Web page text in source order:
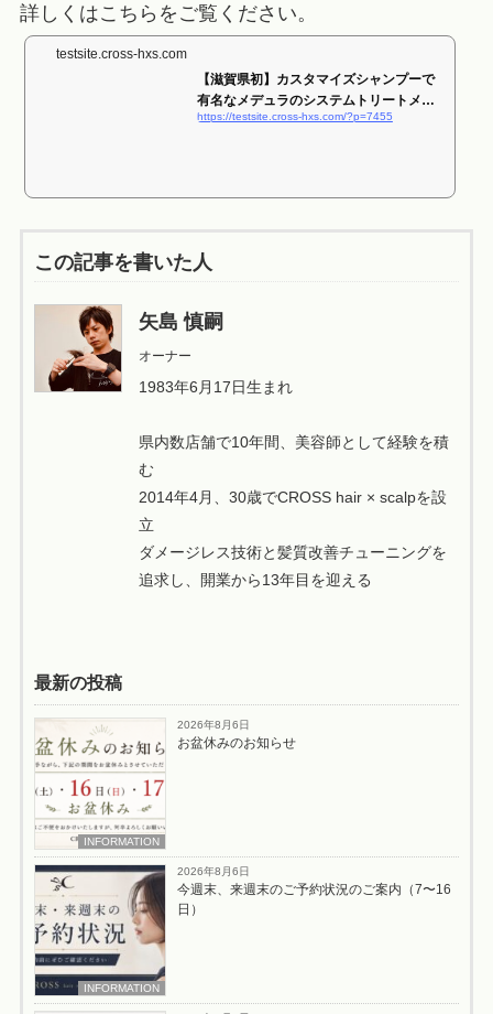
詳しくはこちらをご覧ください。
testsite.cross-hxs.com
【滋賀県初】カスタマイズシャンプーで
有名なメデュラのシステムトリートメン
トを...
https://testsite.cross-hxs.com/?p=7455
この記事を書いた人
矢島 慎嗣
オーナー
1983年6月17日生まれ
県内数店舗で10年間、美容師として経験を積
む
2014年4月、30歳でCROSS hair × scalpを設
立
ダメージレス技術と髪質改善チューニングを
追求し、開業から13年目を迎える
最新の投稿
INFORMATION
2026年8月6日
お盆休みのお知らせ
INFORMATION
2026年8月6日
今週末、来週末のご予約状況のご案内（7〜16
日）